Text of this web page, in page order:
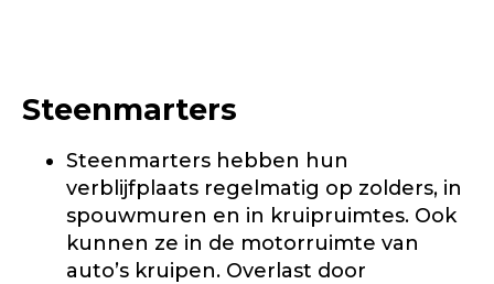
Steenmarters
Steenmarters hebben hun
verblijfplaats regelmatig op zolders, in
spouwmuren en in kruipruimtes. Ook
kunnen ze in de motorruimte van
auto’s kruipen. Overlast door